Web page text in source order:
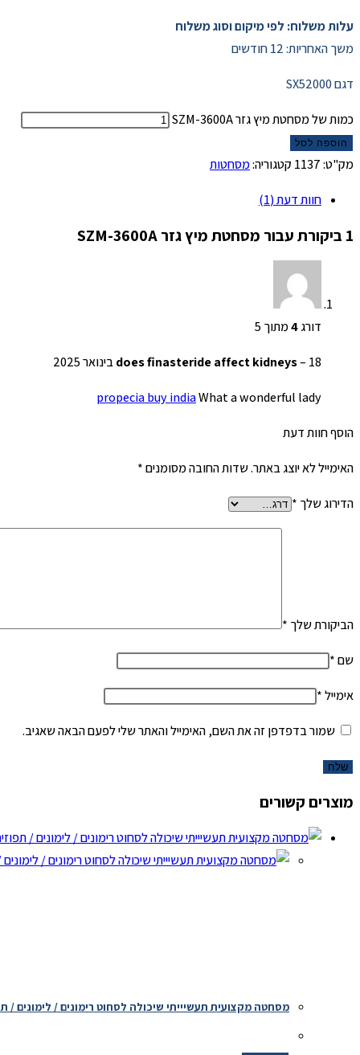
עלות משלוח: לפי מיקום וסוג משלוח
משך האחריות: 12 חודשים
דגם SX52000
כמות של מסחטת מיץ גזר SZM-3600A
הוספה לסל
מק"ט:1137קטגוריה:מסחטות
חוות דעת (1)
1 ביקורת עבור מסחטת מיץ גזר SZM-3600A
דורג4מתוך 5
does finasteride affect kidneys –18 בינואר 2025
propecia buy indiaWhat a wonderful lady
הוסף חוות דעת
האימייל לא יוצג באתר.שדות החובה מסומנים*
הדירוג שלך*
הביקורת שלך*
שם*
אימייל*
שמור בדפדפן זה את השם, האימייל והאתר שלי לפעם הבאה שאגיב.
מוצרים קשורים
מסחטה מקצועית תעשיייתי שיכולה לסחוט רימונים / לימונים /